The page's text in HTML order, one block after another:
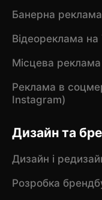
Банерна
Відеореклама на
Місцева
Реклама в
Instagram)
Дизайн та
Дизайн і
Розробка